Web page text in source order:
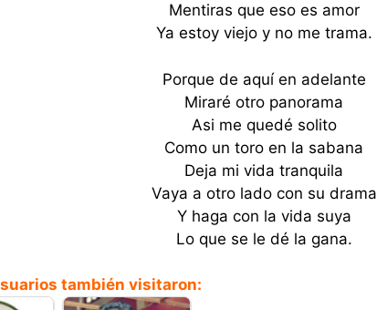
Mentiras que eso es amor
Ya estoy viejo y no me trama.
Porque de aquí en adelante
Miraré otro panorama
Asi me quedé solito
Como un toro en la sabana
Deja mi vida tranquila
Vaya a otro lado con su drama
Y haga con la vida suya
Lo que se le dé la gana.
también visitaron: